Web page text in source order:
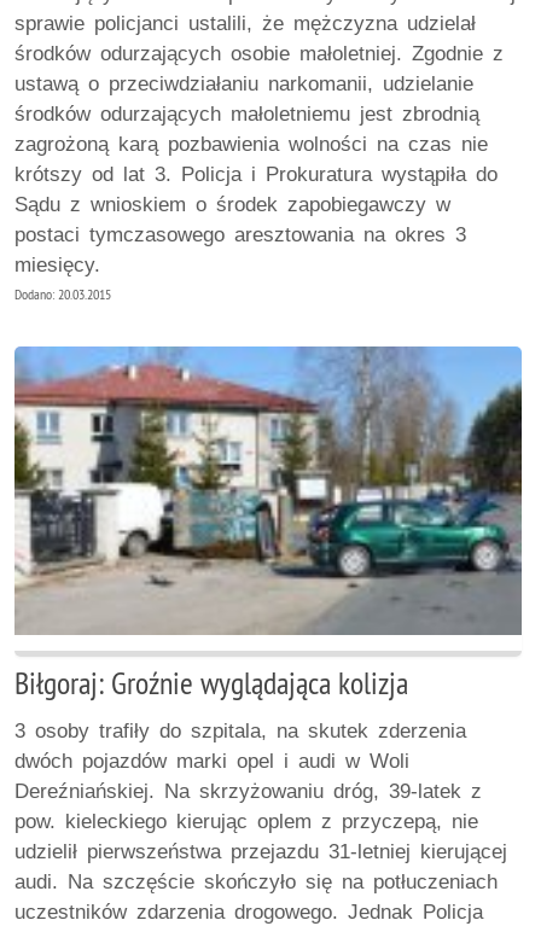
sprawie policjanci ustalili, że mężczyzna udzielał
środków odurzających osobie małoletniej. Zgodnie z
ustawą o przeciwdziałaniu narkomanii, udzielanie
środków odurzających małoletniemu jest zbrodnią
zagrożoną karą pozbawienia wolności na czas nie
krótszy od lat 3. Policja i Prokuratura wystąpiła do
Sądu z wnioskiem o środek zapobiegawczy w
postaci tymczasowego aresztowania na okres 3
miesięcy.
Dodano: 20.03.2015
Biłgoraj: Groźnie wyglądająca kolizja
3 osoby trafiły do szpitala, na skutek zderzenia
dwóch pojazdów marki opel i audi w Woli
Dereźniańskiej. Na skrzyżowaniu dróg, 39-latek z
pow. kieleckiego kierując oplem z przyczepą, nie
udzielił pierwszeństwa przejazdu 31-letniej kierującej
audi. Na szczęście skończyło się na potłuczeniach
uczestników zdarzenia drogowego. Jednak Policja